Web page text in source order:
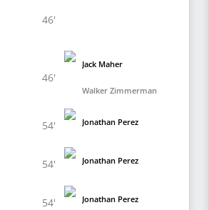
46'
46'
Jack Maher
Walker Zimmerman
54' Jonathan Perez
54' Jonathan Perez
54' Jonathan Perez